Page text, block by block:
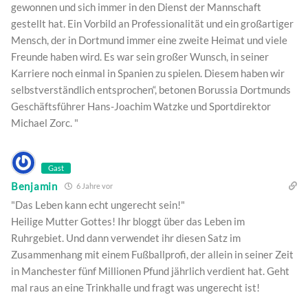
gewonnen und sich immer in den Dienst der Mannschaft
gestellt hat. Ein Vorbild an Professionalität und ein großartiger
Mensch, der in Dortmund immer eine zweite Heimat und viele
Freunde haben wird. Es war sein großer Wunsch, in seiner
Karriere noch einmal in Spanien zu spielen. Diesem haben wir
selbstverständlich entsprochen“, betonen Borussia Dortmunds
Geschäftsführer Hans-Joachim Watzke und Sportdirektor
Michael Zorc. "
Gast
Benjamin 6 Jahre vor
"Das Leben kann echt ungerecht sein!"
Heilige Mutter Gottes! Ihr bloggt über das Leben im
Ruhrgebiet. Und dann verwendet ihr diesen Satz im
Zusammenhang mit einem Fußballprofi, der allein in seiner Zeit
in Manchester fünf Millionen Pfund jährlich verdient hat. Geht
mal raus an eine Trinkhalle und fragt was ungerecht ist!